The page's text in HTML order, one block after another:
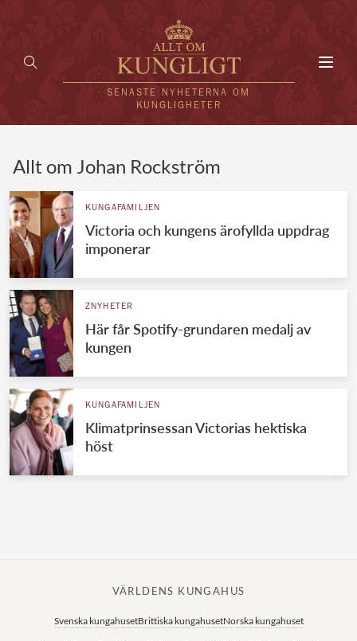
SENASTE NYHETERNA OM
KUNGLIGHETER
UTLÄNDSKT
VÄRLDENS KUNGAHUS
Svenska kungahuset
Brittiska kungahuset
Danska kungahuset
Spanska kungahuset
REDAKTION
Allt om Johan Rockström
KUNGAFAMILJEN
Victoria och kungens ärofyllda uppdrag
imponerar
ZNYHETER
Här får Spotify-grundaren medalj av
kungen
KUNGAFAMILJEN
Klimatprinsessan Victorias hektiska
höst
VÄRLDENS KUNGAHUS
Svenska kungahusetBrittiska kungahusetNorska kungahuset